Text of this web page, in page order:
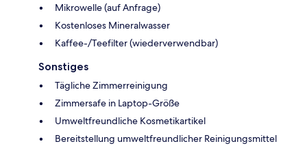
Mikrowelle (auf Anfrage)
Kostenloses Mineralwasser
Kaffee-/Teefilter (wiederverwendbar)
Sonstiges
Tägliche Zimmerreinigung
Zimmersafe in Laptop-Größe
Umweltfreundliche Kosmetikartikel
Bereitstellung umweltfreundlicher Reinigungsmittel